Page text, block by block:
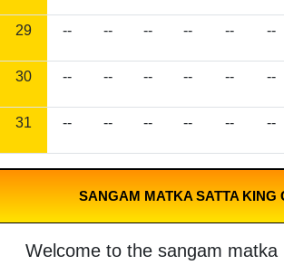
29 -- -- -- -- -- --
30 -- -- -- -- -- --
31 -- -- -- -- -- --
SANGAM MATKA SATTA KING
Welcome to the sangam matka